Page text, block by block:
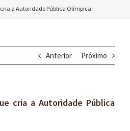
a Autoridade Pública Olímpica.
Anterior Próximo
cria a Autoridade Pública